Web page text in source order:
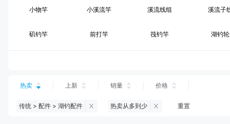
小物竿 小溪流竿 溪流线组 溪流子
矶钓竿 前打竿 筏钓竿 湖钓轮
台钓仕挂 台钓钩
钓鱼伞 台钓服饰 台钓装备
热卖 上新 销量 价格
传统 > 配件 > 湖钓配件 热卖从多到少 重置